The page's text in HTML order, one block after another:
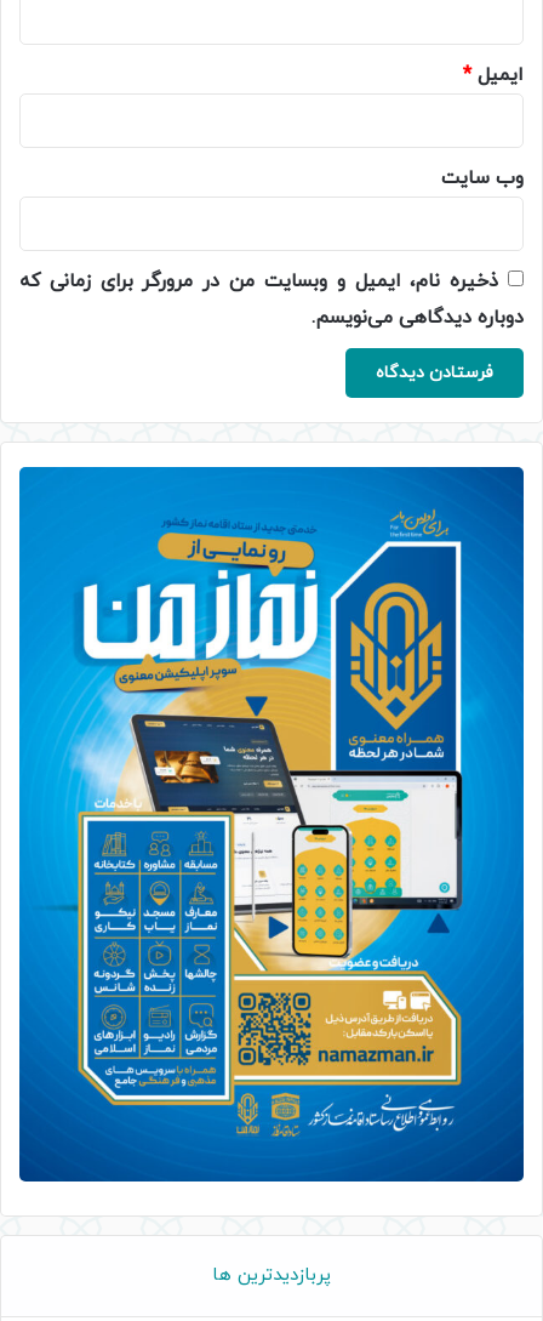
ایمیل*
وب‌ سایت
ذخیره نام، ایمیل و وبسایت من در مرورگر برای زمانی که
دوباره دیدگاهی می‌نویسم.
پربازدیدترین ها